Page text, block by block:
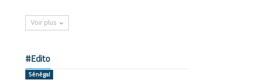
Voir plus
#Edito
Sénégal